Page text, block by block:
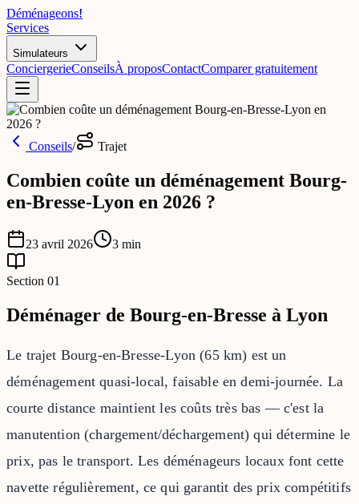
Déménageons!
Services
Simulateurs
ConciergerieConseilsÀ proposContactComparer gratuitement
Conseils/ Trajet
Combien coûte un déménagement Bourg-
en-Bresse-Lyon en 2026 ?
23 avril 2026 3 min
Section 01
Déménager de Bourg-en-Bresse à Lyon
Le trajet Bourg-en-Bresse-Lyon (65 km) est un
déménagement quasi-local, faisable en demi-journée. La
courte distance maintient les coûts très bas — c'est la
manutention (chargement/déchargement) qui détermine le
prix, pas le transport. Les déménageurs locaux font cette
navette régulièrement, ce qui garantit des prix compétitifs